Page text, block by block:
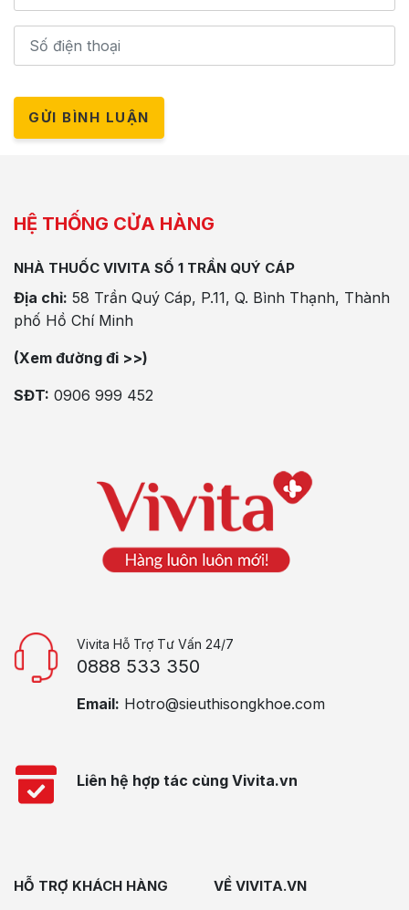
GỬI BÌNH LUẬN
HỆ THỐNG CỬA HÀNG
NHÀ THUỐC VIVITA SỐ 1 TRẦN QUÝ CÁP
Địa chỉ: 58 Trần Quý Cáp, P.11, Q. Bình Thạnh, Thành
phố Hồ Chí Minh
(Xem đường đi >>)
SĐT: 0906 999 452
Vivita Hỗ Trợ Tư Vấn 24/7
0888 533 350
Email: Hotro@sieuthisongkhoe.com
Liên hệ hợp tác cùng Vivita.vn
HỖ TRỢ KHÁCH HÀNG VỀ VIVITA.VN